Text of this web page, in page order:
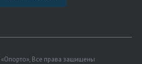
Все права защищены